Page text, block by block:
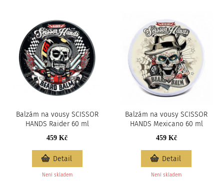
Balzám na vousy SCISSOR
HANDS Raider 60 ml
459 Kč
Není skladem
Detail
Balzám na vousy SCISSOR
HANDS Mexicano 60 ml
459 Kč
Není skladem
Detail